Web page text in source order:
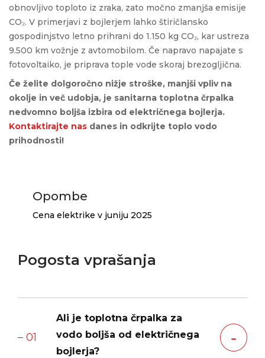
obnovljivo toploto iz zraka, zato močno zmanjša emisije
CO₂. V primerjavi z bojlerjem lahko štiričlansko
gospodinjstvo letno prihrani do 1.150 kg CO₂, kar ustreza
9.500 km vožnje z avtomobilom. Če napravo napajate s
fotovoltaiko, je priprava tople vode skoraj brezogljična.
Če želite dolgoročno nižje stroške, manjši vpliv na
okolje in več udobja, je sanitarna toplotna črpalka
nedvomno boljša izbira od električnega bojlerja.
Kontaktirajte nas danes in odkrijte toplo vodo
prihodnosti!
Opombe
Cena elektrike v juniju 2025
Pogosta vprašanja
– 01
Ali je toplotna črpalka za
vodo boljša od električnega
bojlerja?
‐